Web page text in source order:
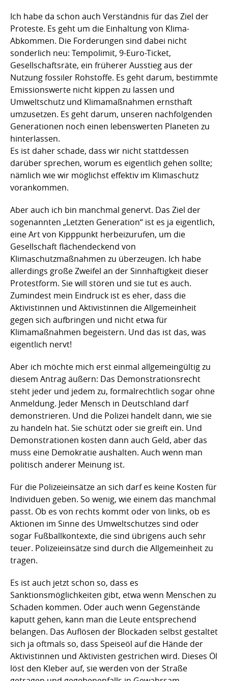
Ich habe da schon auch Verständnis für das Ziel der
Proteste. Es geht um die Einhaltung von Klima-
Abkommen. Die Forderungen sind dabei nicht
sonderlich neu: Tempolimit, 9-Euro-Ticket,
Gesellschaftsräte, ein früherer Ausstieg aus der
Nutzung fossiler Rohstoffe. Es geht darum, bestimmte
Emissionswerte nicht kippen zu lassen und
Umweltschutz und Klimamaßnahmen ernsthaft
umzusetzen. Es geht darum, unseren nachfolgenden
Generationen noch einen lebenswerten Planeten zu
hinterlassen.
Es ist daher schade, dass wir nicht stattdessen
darüber sprechen, worum es eigentlich gehen sollte;
nämlich wie wir möglichst effektiv im Klimaschutz
vorankommen.
Aber auch ich bin manchmal genervt. Das Ziel der
sogenannten „Letzten Generation“ ist es ja eigentlich,
eine Art von Kipppunkt herbeizurufen, um die
Gesellschaft flächendeckend von
Klimaschutzmaßnahmen zu überzeugen. Ich habe
allerdings große Zweifel an der Sinnhaftigkeit dieser
Protestform. Sie will stören und sie tut es auch.
Zumindest mein Eindruck ist es eher, dass die
Aktivistinnen und Aktivistinnen die Allgemeinheit
gegen sich aufbringen und nicht etwa für
Klimamaßnahmen begeistern. Und das ist das, was
eigentlich nervt!
Aber ich möchte mich erst einmal allgemeingültig zu
diesem Antrag äußern: Das Demonstrationsrecht
steht jeder und jedem zu, formalrechtlich sogar ohne
Anmeldung. Jeder Mensch in Deutschland darf
demonstrieren. Und die Polizei handelt dann, wie sie
zu handeln hat. Sie schützt oder sie greift ein. Und
Demonstrationen kosten dann auch Geld, aber das
muss eine Demokratie aushalten. Auch wenn man
politisch anderer Meinung ist.
Für die Polizeieinsätze an sich darf es keine Kosten für
Individuen geben. So wenig, wie einem das manchmal
passt. Ob es von rechts kommt oder von links, ob es
Aktionen im Sinne des Umweltschutzes sind oder
sogar Fußballkontexte, die sind übrigens auch sehr
teuer. Polizeieinsätze sind durch die Allgemeinheit zu
tragen.
Es ist auch jetzt schon so, dass es
Sanktionsmöglichkeiten gibt, etwa wenn Menschen zu
Schaden kommen. Oder auch wenn Gegenstände
kaputt gehen, kann man die Leute entsprechend
belangen. Das Auflösen der Blockaden selbst gestaltet
sich ja oftmals so, dass Speiseöl auf die Hände der
Aktivistinnen und Aktivisten gestrichen wird. Dieses Öl
löst den Kleber auf, sie werden von der Straße